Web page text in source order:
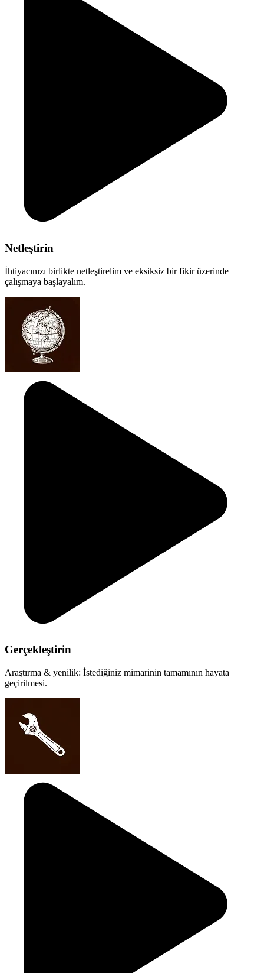
Netleştirin
İhtiyacınızı birlikte netleştirelim ve eksiksiz bir fikir üzerinde
çalışmaya başlayalım.
Gerçekleştirin
Araştırma & yenilik: İstediğiniz mimarinin tamamının hayata
geçirilmesi.